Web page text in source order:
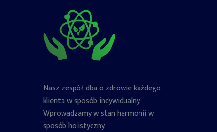
Nasz zespół dba o zdrowie każdego
klienta w sposób indywidualny.
Wprowadzamy w stan harmonii w
sposób holistyczny.